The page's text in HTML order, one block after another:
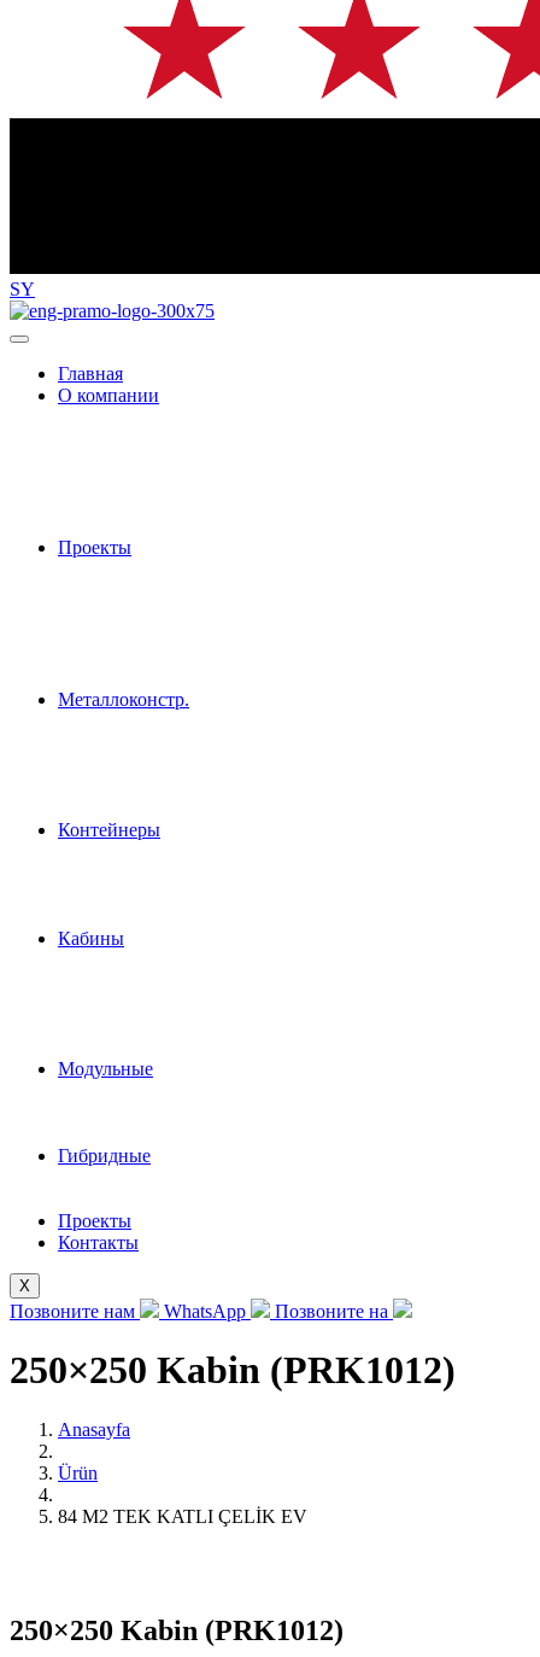
SY
Главная
О компании
Проекты
Металлоконстр.
Контейнеры
Кабины
Модульные
Гибридные
Проекты
Контакты
X
Позвоните нам WhatsApp Позвоните на
250×250 Kabin (PRK1012)
Anasayfa
Ürün
84 M2 TEK KATLI ÇELİK EV
250×250 Kabin (PRK1012)